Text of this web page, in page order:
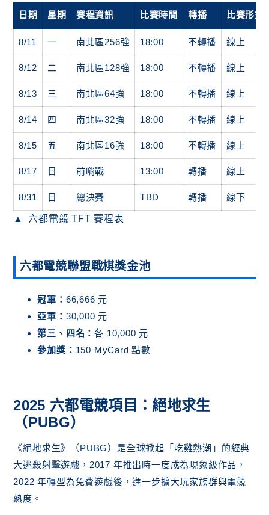
日期 星期 賽程資訊 比賽時間 轉播 比賽形式
8/11 一 南北區256強 18:00 不轉播 線上
8/12 二 南北區128強 18:00 不轉播 線上
8/13 三 南北區64強 18:00 不轉播 線上
8/14 四 南北區32強 18:00 不轉播 線上
8/15 五 南北區16強 18:00 不轉播 線上
8/17 日 前哨戰 13:00 轉播 線上
8/31 日 總決賽 TBD 轉播 線下
六都電競 TFT 賽程表
六都電競聯盟戰棋獎金池
冠軍： 66,666 元
亞軍： 30,000 元
第三、四名：各 10,000 元
參加獎： 150 MyCard 點數
2025 六都電競項目：絕地求生
（PUBG）
《絕地求生》（PUBG）是全球掀起「吃雞熱潮」的經典
大逃殺射擊遊戲，2017 年推出時一度成為現象級作品，
2022 年轉型為免費遊戲後，進一步擴大玩家族群與電競
熱度。